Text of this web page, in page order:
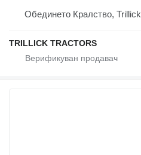
Обединето Кралство, Trillick
TRILLICK TRACTORS